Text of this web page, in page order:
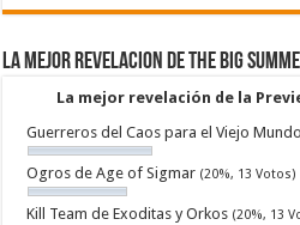
La mejor revelacion de The Big
La mejor revelación de la
Guerreros del Caos para el Viejo Mundo
Ogros de Age of Sigmar (20%, 13 Votos)
Kill Team de Exoditas y Orkos (20%, 13